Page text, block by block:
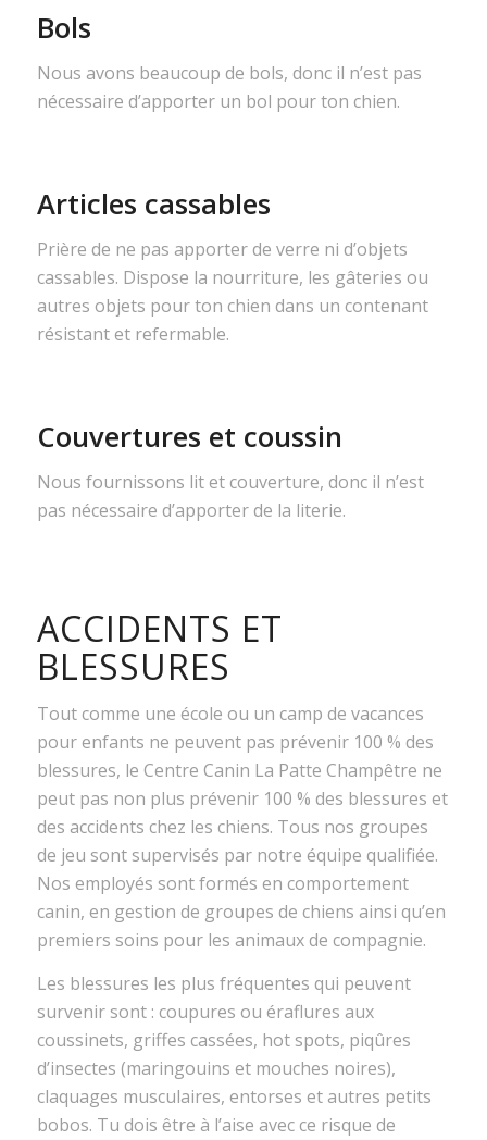
Bols
Nous avons beaucoup de bols, donc il n’est pas
nécessaire d’apporter un bol pour ton chien.
Articles cassables
Prière de ne pas apporter de verre ni d’objets
cassables. Dispose la nourriture, les gâteries ou
autres objets pour ton chien dans un contenant
résistant et refermable.
Couvertures et coussin
Nous fournissons lit et couverture, donc il n’est
pas nécessaire d’apporter de la literie.
ACCIDENTS ET
BLESSURES
Tout comme une école ou un camp de vacances
pour enfants ne peuvent pas prévenir 100 % des
blessures, le Centre Canin La Patte Champêtre ne
peut pas non plus prévenir 100 % des blessures et
des accidents chez les chiens. Tous nos groupes
de jeu sont supervisés par notre équipe qualifiée.
Nos employés sont formés en comportement
canin, en gestion de groupes de chiens ainsi qu’en
premiers soins pour les animaux de compagnie.
Les blessures les plus fréquentes qui peuvent
survenir sont : coupures ou éraflures aux
coussinets, griffes cassées, hot spots, piqûres
d’insectes (maringouins et mouches noires),
claquages musculaires, entorses et autres petits
bobos. Tu dois être à l’aise avec ce risque de